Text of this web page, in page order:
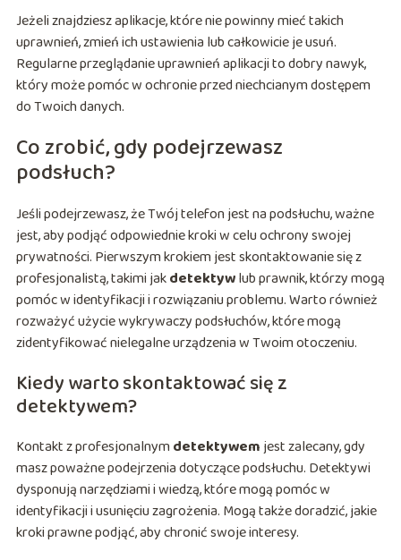
Jeżeli znajdziesz aplikacje, które nie powinny mieć takich
uprawnień, zmień ich ustawienia lub całkowicie je usuń.
Regularne przeglądanie uprawnień aplikacji to dobry nawyk,
który może pomóc w ochronie przed niechcianym dostępem
do Twoich danych.
Co zrobić, gdy podejrzewasz
podsłuch?
Jeśli podejrzewasz, że Twój telefon jest na podsłuchu, ważne
jest, aby podjąć odpowiednie kroki w celu ochrony swojej
prywatności. Pierwszym krokiem jest skontaktowanie się z
profesjonalistą, takimi jakdetektywlub prawnik, którzy mogą
pomóc w identyfikacji i rozwiązaniu problemu. Warto również
rozważyć użycie wykrywaczy podsłuchów, które mogą
zidentyfikować nielegalne urządzenia w Twoim otoczeniu.
Kiedy warto skontaktować się z
detektywem?
Kontakt z profesjonalnymdetektywemjest zalecany, gdy
masz poważne podejrzenia dotyczące podsłuchu. Detektywi
dysponują narzędziami i wiedzą, które mogą pomóc w
identyfikacji i usunięciu zagrożenia. Mogą także doradzić, jakie
kroki prawne podjąć, aby chronić swoje interesy.